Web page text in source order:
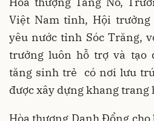
Việt Nam tỉnh, Hội
yêu nước tỉnh Sóc Trăng,
trưởng luôn hỗ trợ và tạo
tăng sinh trẻ có nơi lưu
được xây dựng khang trang